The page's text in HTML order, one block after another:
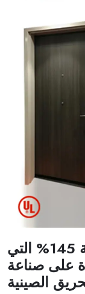
تأثير الرسوم الجمركية البالغة 145% التي
على صناعة
الصينية